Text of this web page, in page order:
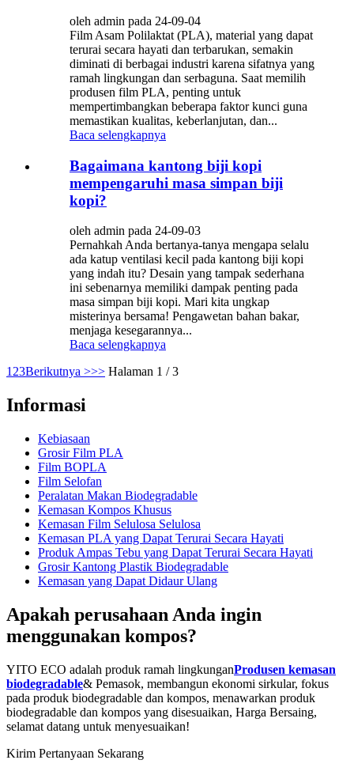
oleh admin pada 24-09-04
Film Asam Polilaktat (PLA), material yang dapat
terurai secara hayati dan terbarukan, semakin
diminati di berbagai industri karena sifatnya yang
ramah lingkungan dan serbaguna. Saat memilih
produsen film PLA, penting untuk
mempertimbangkan beberapa faktor kunci guna
memastikan kualitas, keberlanjutan, dan...
Baca selengkapnya
Bagaimana kantong biji kopi
mempengaruhi masa simpan biji
kopi?
oleh admin pada 24-09-03
Pernahkah Anda bertanya-tanya mengapa selalu
ada katup ventilasi kecil pada kantong biji kopi
yang indah itu? Desain yang tampak sederhana
ini sebenarnya memiliki dampak penting pada
masa simpan biji kopi. Mari kita ungkap
misterinya bersama! Pengawetan bahan bakar,
menjaga kesegarannya...
Baca selengkapnya
1 23Berikutnya >>> Halaman 1 / 3
Informasi
Kebiasaan
Grosir Film PLA
Film BOPLA
Film Selofan
Peralatan Makan Biodegradable
Kemasan Kompos Khusus
Kemasan Film Selulosa Selulosa
Kemasan PLA yang Dapat Terurai Secara Hayati
Produk Ampas Tebu yang Dapat Terurai Secara Hayati
Grosir Kantong Plastik Biodegradable
Kemasan yang Dapat Didaur Ulang
Apakah perusahaan Anda ingin
menggunakan kompos?
YITO ECO adalah produk ramah lingkunganProdusen kemasan
biodegradable& Pemasok, membangun ekonomi sirkular, fokus
pada produk biodegradable dan kompos, menawarkan produk
biodegradable dan kompos yang disesuaikan, Harga Bersaing,
selamat datang untuk menyesuaikan!
Kirim Pertanyaan Sekarang